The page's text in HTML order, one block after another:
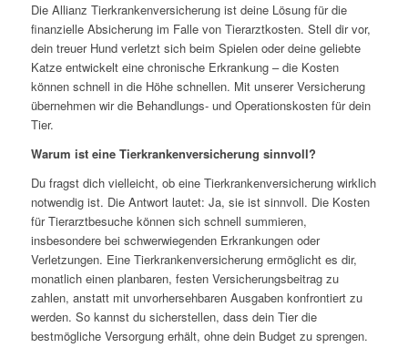
Die Allianz Tierkrankenversicherung ist deine Lösung für die
finanzielle Absicherung im Falle von Tierarztkosten. Stell dir vor,
dein treuer Hund verletzt sich beim Spielen oder deine geliebte
Katze entwickelt eine chronische Erkrankung – die Kosten
können schnell in die Höhe schnellen. Mit unserer Versicherung
übernehmen wir die Behandlungs- und Operationskosten für dein
Tier.
Warum ist eine Tierkrankenversicherung sinnvoll?
Du fragst dich vielleicht, ob eine Tierkrankenversicherung wirklich
notwendig ist. Die Antwort lautet: Ja, sie ist sinnvoll. Die Kosten
für Tierarztbesuche können sich schnell summieren,
insbesondere bei schwerwiegenden Erkrankungen oder
Verletzungen. Eine Tierkrankenversicherung ermöglicht es dir,
monatlich einen planbaren, festen Versicherungsbeitrag zu
zahlen, anstatt mit unvorhersehbaren Ausgaben konfrontiert zu
werden. So kannst du sicherstellen, dass dein Tier die
bestmögliche Versorgung erhält, ohne dein Budget zu sprengen.